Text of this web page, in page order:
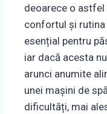
deoarece o
confortul și
esențial pentru
iar dacă acesta
arunci anumite
unei mașini de
dificultăți, mai